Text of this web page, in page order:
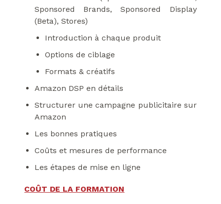
Sponsored Brands, Sponsored Display
(Beta), Stores)
Introduction à chaque produit
Options de ciblage
Formats & créatifs
Amazon DSP en détails
Structurer une campagne publicitaire sur
Amazon
Les bonnes pratiques
Coûts et mesures de performance
Les étapes de mise en ligne
COÛT DE LA FORMATION